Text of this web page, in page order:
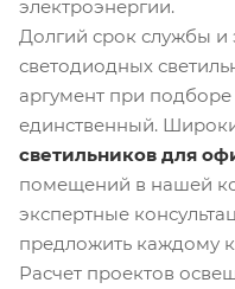
электроэнергии.
Долгий срок службы и
светодиодных
аргумент при
единственный.
светильников для
помещений в нашей
экспертные
предложить каждому
Расчет проектов